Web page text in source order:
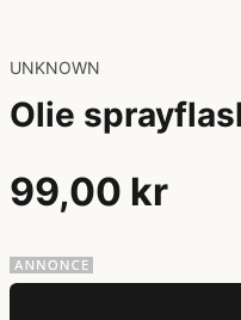
UNKNOWN
Olie
99,00 kr